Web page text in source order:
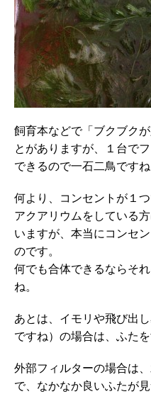
飼育本などで「ブクブク
とがありますが、１台で
できるので一石二鳥ですね
何より、コンセントが１
アクアリウムをしている
いますが、本当にコンセ
のです。
何でも合体できるならそ
ね。
あとは、イモリや飛び出
ですね）の場合は、ふた
外部フィルターの場合は
で、なかなか良いふたが見